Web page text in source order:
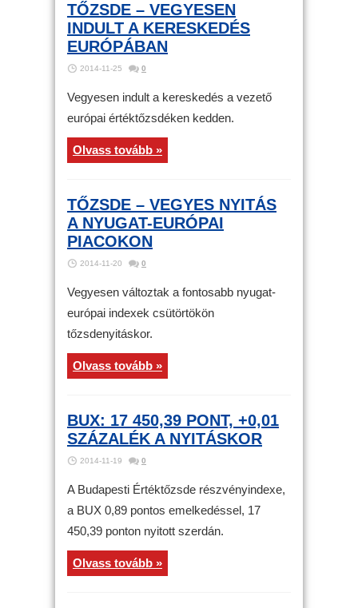
TŐZSDE – VEGYESEN
INDULT A KERESKEDÉS
EURÓPÁBAN
2014-11-25 0
Vegyesen indult a kereskedés a vezető
európai értéktőzsdéken kedden.
Olvass tovább »
TŐZSDE – VEGYES NYITÁS
A NYUGAT-EURÓPAI
PIACOKON
2014-11-20 0
Vegyesen változtak a fontosabb nyugat-
európai indexek csütörtökön
tőzsdenyitáskor.
Olvass tovább »
BUX: 17 450,39 PONT, +0,01
SZÁZALÉK A NYITÁSKOR
2014-11-19 0
A Budapesti Értéktőzsde részvényindexe,
a BUX 0,89 pontos emelkedéssel, 17
450,39 ponton nyitott szerdán.
Olvass tovább »